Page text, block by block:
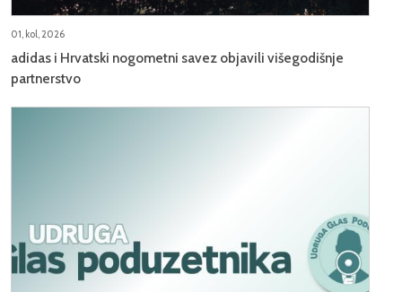
01, kol, 2026
adidas i Hrvatski nogometni savez objavili višegodišnje
partnerstvo